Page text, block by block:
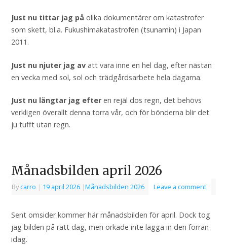
Just nu tittar jag på olika dokumentärer om katastrofer
som skett, bl.a. Fukushimakatastrofen (tsunamin) i Japan
2011.
Just nu njuter jag avatt vara inne en hel dag, efter nästan
en vecka med sol, sol och trädgårdsarbete hela dagarna.
Just nu längtar jag efteren rejäl dos regn, det behövs
verkligen överallt denna torra vår, och för bönderna blir det
ju tufft utan regn.
Månadsbilden april 2026
Bycarro | 19 april 2026 |Månadsbilden 2026 Leave a comment
Sent omsider kommer här månadsbilden för april. Dock tog
jag bilden på rätt dag, men orkade inte lägga in den förrän
idag.